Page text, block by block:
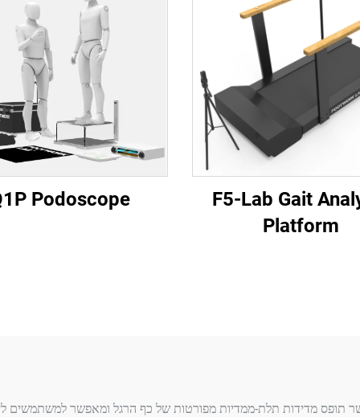
F5-Lab Gait
Platform
Podoscope
תופס מדידות תלת-ממדיות מפורטות של כף הרגל ומאפשר למשתמשים